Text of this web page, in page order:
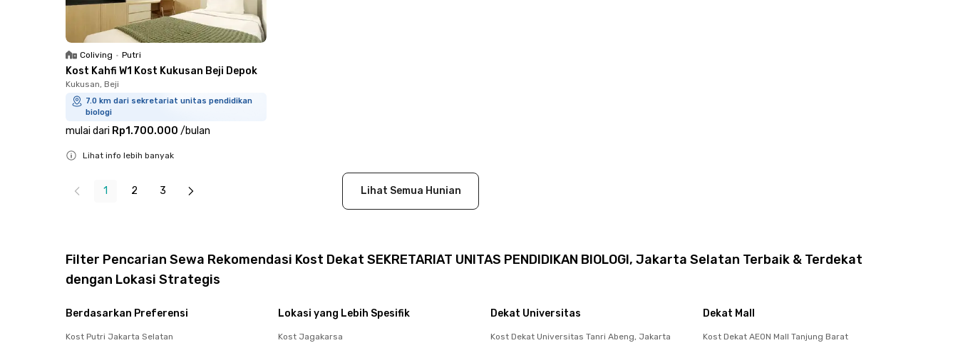
Coliving • Putri
Kost Kahfi W1 Kost Kukusan Beji Depok
Kukusan, Beji
7.0 km dari sekretariat unitas pendidikan
biologi
mulai dari Rp1.700.000 /bulan
Lihat info lebih banyak
1 2 3 Lihat Semua Hunian
Filter Pencarian Sewa Rekomendasi Kost Dekat SEKRETARIAT UNITAS PENDIDIKAN BIOLOGI, Jakarta Selatan Terbaik & Terdekat
dengan Lokasi Strategis
Berdasarkan Preferensi
Kost Putri Jakarta Selatan
Lokasi yang Lebih Spesifik
Kost Jagakarsa
Dekat Universitas
Kost Dekat Universitas Tanri Abeng, Jakarta
Dekat Mall
Kost Dekat AEON Mall Tanjung Barat